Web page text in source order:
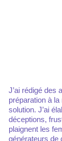
J’ai rédigé des articles , écrit un livre , sur ma pratique de la
préparation à
solution. J’ai
déceptions,
plaignent les
générateurs de